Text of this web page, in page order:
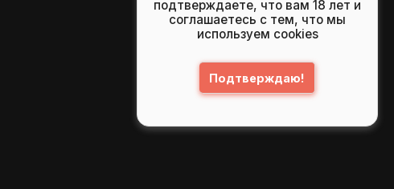
подтверждаете, что вам 18 лет и
соглашаетесь с тем, что мы
используем cookies
Подтверждаю!